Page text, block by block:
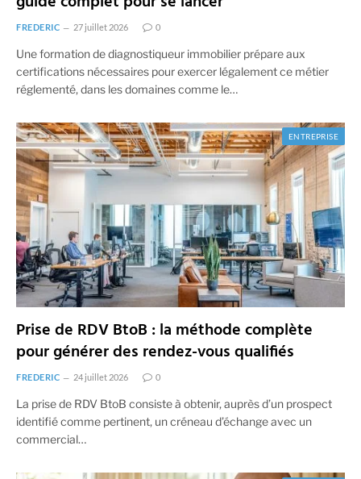
FREDERIC 27 juillet 2026 0
Une formation de diagnostiqueur immobilier prépare aux
certifications nécessaires pour exercer légalement ce métier
réglementé, dans les domaines comme le…
ENTREPRISE
Prise de RDV BtoB : la méthode complète
pour générer des rendez-vous qualifiés
FREDERIC 24 juillet 2026 0
La prise de RDV BtoB consiste à obtenir, auprès d’un prospect
identifié comme pertinent, un créneau d’échange avec un
commercial…